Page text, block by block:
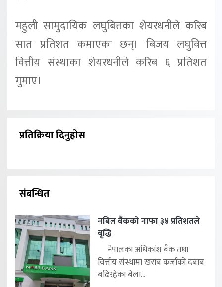
महुली सामुदायिक लघुबित्तका शेयरधनीले करिब
सात प्रतिशत कमाएका छन्। बिजय लघुवित्त
वित्तीय संस्थाका शेयरधनीले करिब ६ प्रतिशत
गुमाए।
प्रतिक्रिया दिनुहोस
संबन्धित
नबिल बैंकको नाफा ३४ प्रतिशतले
बृद्धि
नेपालका अधिकांश बैंक तथा
वित्तीय संस्थामा खराब कर्जाको दबाब
बढिरहेका बेला...